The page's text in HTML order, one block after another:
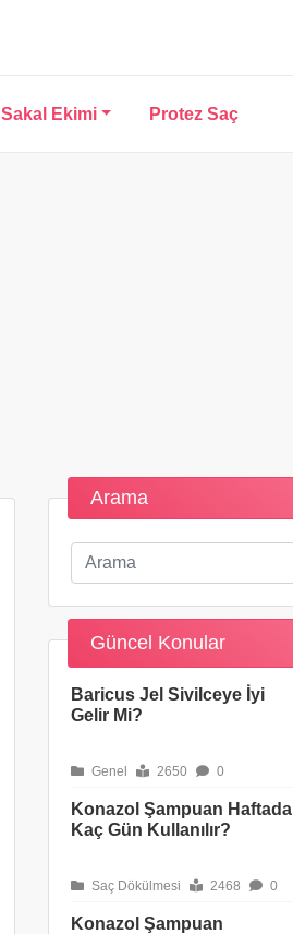
Sakal Ekimi Protez Saç
Arama
Güncel Konular
Baricus Jel Sivilceye İyi
Gelir Mi?
Genel 2650 0
Konazol Şampuan Haftada
Kaç Gün Kullanılır?
Saç Dökülmesi 2468 0
Konazol Şampuan